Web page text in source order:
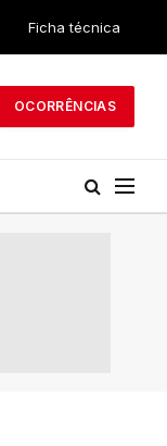
Ficha técnica
OCORRÊNCIAS